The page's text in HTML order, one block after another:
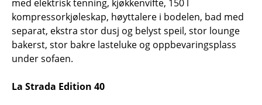
med elektrisk tenning, kjøkkenvifte, 150 l
kompressorkjøleskap, høyttalere i bodelen, bad med
separat, ekstra stor dusj og belyst speil, stor lounge
bakerst, stor bakre lasteluke og oppbevaringsplass
under sofaen.
La Strada Edition 40